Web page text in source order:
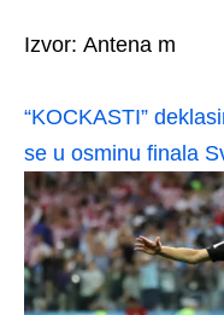
Izvor: Antena m
“KOCKASTI”
se u osminu finala